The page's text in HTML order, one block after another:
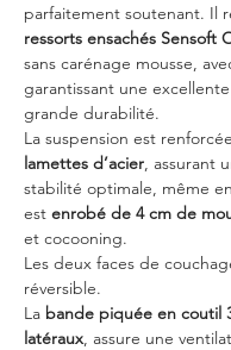
parfaitement soutenant. Il
ressorts ensachés Sensoft
sans carénage mousse,
garantissant une
grande durabilité.
La suspension est
lamettes d’acier ,
stabilité optimale, même
est enrobé de 4 cm de
et cocooning.
Les deux faces de
réversible.
La bande piquée en coutil
latéraux , assure une